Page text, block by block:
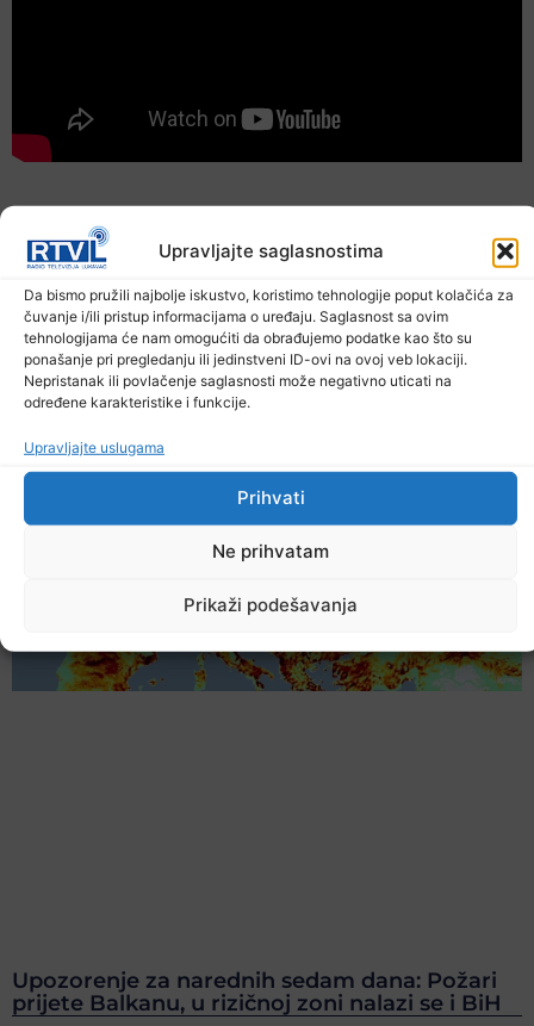
Upravljajte saglasnostima
Da bismo pružili najbolje iskustvo, koristimo tehnologije poput kolačića za
čuvanje i/ili pristup informacijama o uređaju. Saglasnost sa ovim
tehnologijama će nam omogućiti da obrađujemo podatke kao što su
ponašanje pri pregledanju ili jedinstveni ID-ovi na ovoj veb lokaciji.
Nepristanak ili povlačenje saglasnosti može negativno uticati na
određene karakteristike i funkcije.
Upravljajte uslugama
Prihvati
Ne prihvatam
Prikaži podešavanja
Prethodna vijest
Podijelite na mrežama
Ostale novosti
Upozorenje za narednih sedam dana: Požari
prijete Balkanu, u rizičnoj zoni nalazi se i BiH